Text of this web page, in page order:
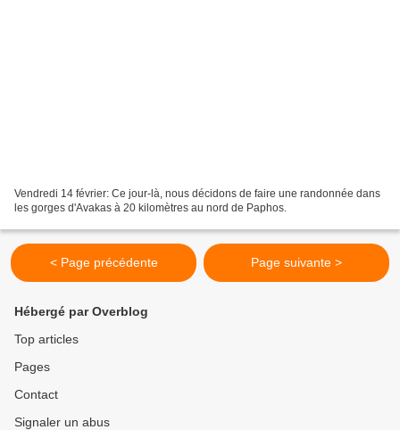
Vendredi 14 février: Ce jour-là, nous décidons de faire une randonnée dans
les gorges d'Avakas à 20 kilomètres au nord de Paphos.
< Page précédente Page suivante >
Hébergé par Overblog
Top articles
Pages
Contact
Signaler un abus